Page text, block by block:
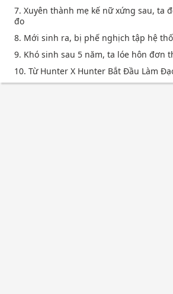
7. Xuyên thành mẹ kế nữ xứng sau, ta
đo
8. Mới sinh ra, bị phế nghịch tập hệ
9. Khó sinh sau 5 năm, ta lóe hôn đơn
10. Từ Hunter X Hunter Bắt Đầu Làm